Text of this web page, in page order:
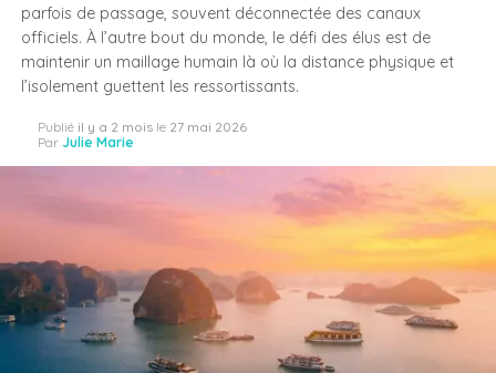
parfois de passage, souvent déconnectée des canaux
officiels. À l’autre bout du monde, le défi des élus est de
maintenir un maillage humain là où la distance physique et
l’isolement guettent les ressortissants.
Publié il y a 2 mois le 27 mai 2026
Par Julie Marie